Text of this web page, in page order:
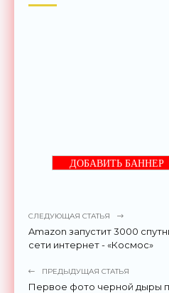
ДОБАВИТЬ БАННЕР
СЛЕДУЮЩАЯ СТАТЬЯ
Amazon запустит 3000
сети интернет - «Космос»
ПРЕДЫДУЩАЯ СТАТЬЯ
Первое фото черной дыры